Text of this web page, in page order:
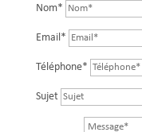
Nom*
Email*
Téléphone*
Sujet